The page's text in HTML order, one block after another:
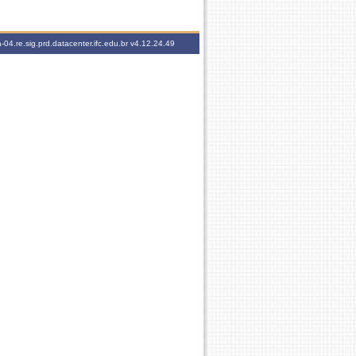
04.re.sig.prd.datacenter.ifc.edu.brv4.12.24.49